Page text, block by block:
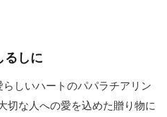
るしに
しいハートのパパラチアリン
切な人への愛を込めた贈り物に